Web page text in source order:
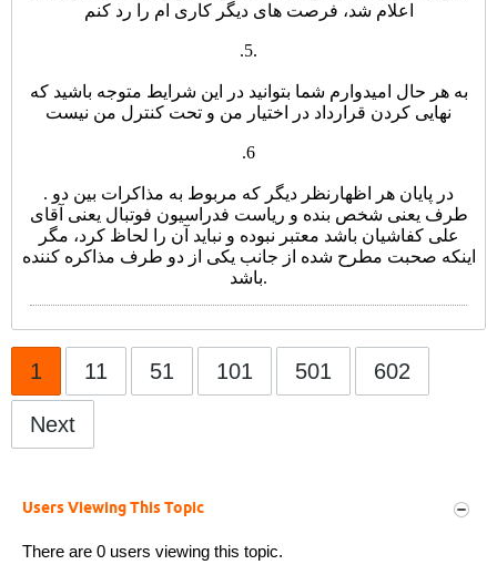
اعلام شد، فرصت های دیگر کاری ام را رد کنم
.5.
به هر حال امیدوارم شما بتوانید در این شرایط متوجه باشید که
نهایی کردن قرارداد در اختیار من و تحت کنترل من نیست
.6
. در پایان هر اظهارنظر دیگر که مربوط به مذاکرات بین دو
طرف یعنی شخص بنده و ریاست فدراسیون فوتبال یعنی آقای
علی کفاشیان باشد معتبر نبوده و نباید آن را لحاظ کرد، مگر
اینکه صحبت مطرح شده از جانب یکی از دو طرف مذاکره کننده
باشد.
1 11 51 101 501 602
Next
Users Viewing This Topic
There are 0 users viewing this topic.